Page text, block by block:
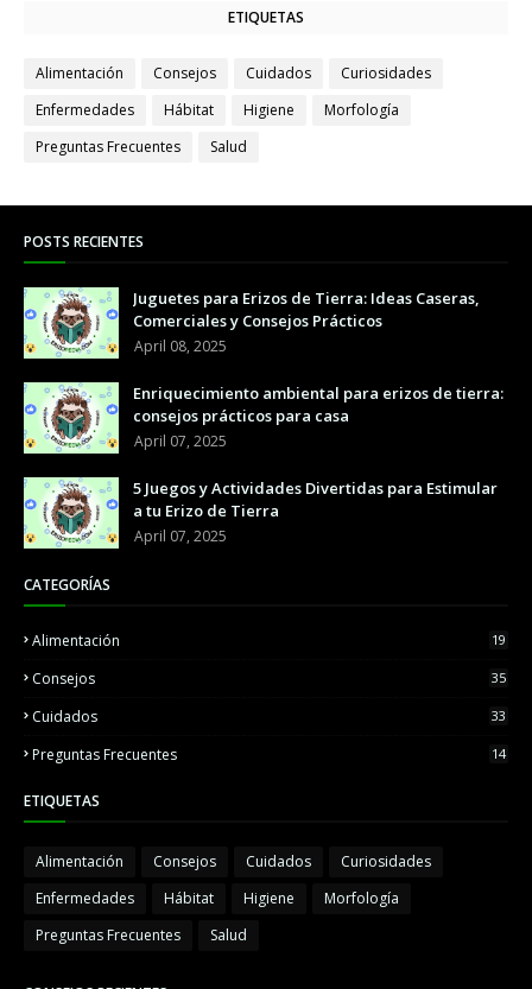
ETIQUETAS
Alimentación Consejos Cuidados
Curiosidades
Enfermedades
Hábitat Higiene
Morfología
Preguntas Frecuentes
Salud
POSTS RECIENTES
Juguetes para Erizos de Tierra: Ideas Caseras,
Comerciales y Consejos Prácticos
April 08, 2025
Enriquecimiento ambiental para erizos de tierra:
consejos prácticos para casa
April 07, 2025
5 Juegos y Actividades Divertidas para Estimular
a tu Erizo de Tierra
April 07, 2025
CATEGORÍAS
Alimentación 19
Consejos 35
Cuidados 33
Preguntas Frecuentes 14
ETIQUETAS
Alimentación Consejos Cuidados
Curiosidades
Enfermedades
Hábitat Higiene
Morfología
Preguntas Frecuentes
Salud